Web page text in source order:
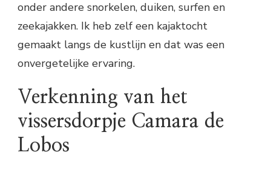
onder andere snorkelen, duiken, surfen en
zeekajakken. Ik heb zelf een kajaktocht
gemaakt langs de kustlijn en dat was een
onvergetelijke ervaring.
Verkenning van het
vissersdorpje Camara de
Lobos